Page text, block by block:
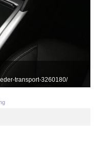
transport-3260180/